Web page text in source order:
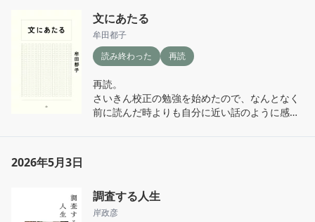
文にあたる
牟田都子
読み終わった
再読
再読。
さいきん校正の勉強を始めたので、なんとなく
前に読んだ時よりも自分に近い話のように感じ
2026年5月3日
調査する人生
岸政彦